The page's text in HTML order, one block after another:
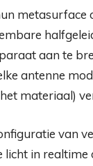
aan te
antenne
materiaal)
van
licht in